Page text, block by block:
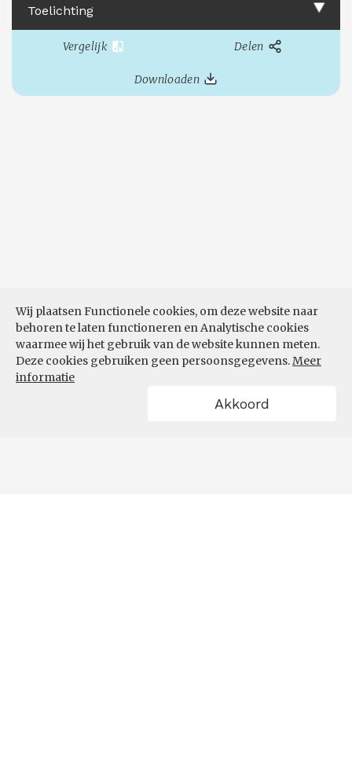
Wij plaatsen Functionele cookies, om deze website naar
behoren te laten functioneren en Analytische cookies
waarmee wij het gebruik van de website kunnen meten.
Deze cookies gebruiken geen persoonsgegevens.Meer
informatie
Akkoord
Toelichting
Vergelijk Delen
Downloaden